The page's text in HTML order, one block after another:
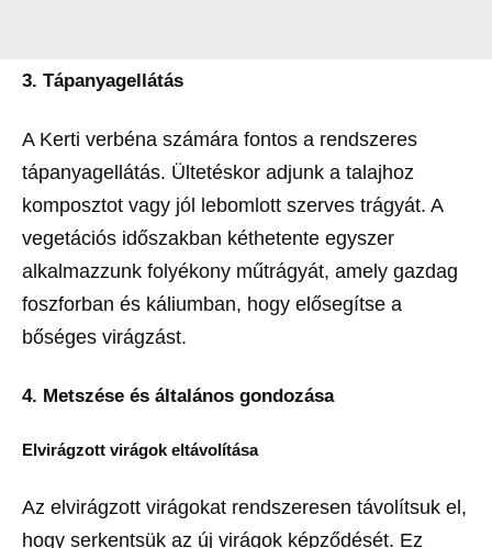
3. Tápanyagellátás
A Kerti verbéna számára fontos a rendszeres
tápanyagellátás. Ültetéskor adjunk a talajhoz
komposztot vagy jól lebomlott szerves trágyát. A
vegetációs időszakban kéthetente egyszer
alkalmazzunk folyékony műtrágyát, amely gazdag
foszforban és káliumban, hogy elősegítse a
bőséges virágzást.
4. Metszése és általános gondozása
Elvirágzott virágok eltávolítása
Az elvirágzott virágokat rendszeresen távolítsuk el,
hogy serkentsük az új virágok képződését. Ez